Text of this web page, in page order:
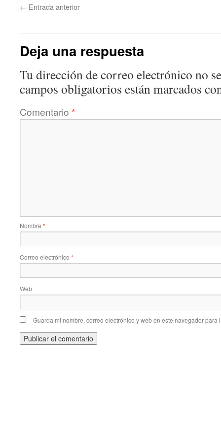
← Entrada anterior
Deja una respuesta
Tu dirección de correo electrónico no
campos obligatorios están marcados
Comentario *
Nombre *
Correo electrónico *
Web
Guarda mi nombre, correo electrónico y web en este navegador para